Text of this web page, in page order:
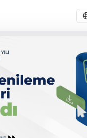
Ön
Açıklandı.